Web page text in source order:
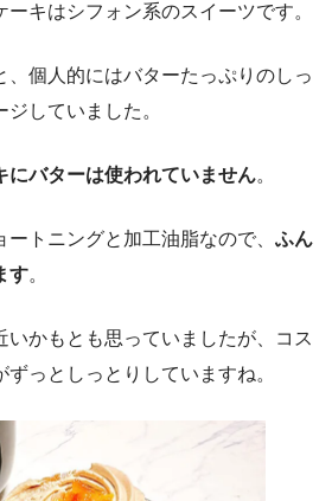
キはシフォン系のスイーツです。
、個人的にはバターたっぷりのしっ
していました。
にバターは使われていません。
トニングと加工油脂なので、 ふん
す。
いかもとも思っていましたが、コス
ずっとしっとりしていますね。